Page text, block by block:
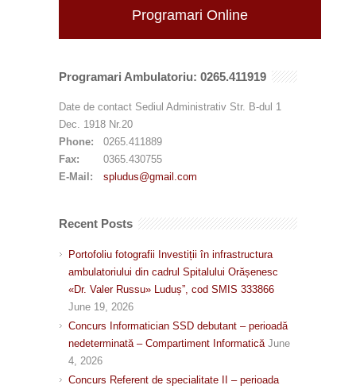
Programari Online
Programari Ambulatoriu: 0265.411919
Date de contact Sediul Administrativ Str. B-dul 1
Dec. 1918 Nr.20
Phone:
0265.411889
Fax:
0365.430755
E-Mail:
spludus@gmail.com
Recent Posts
Portofoliu fotografii Investiții în infrastructura
ambulatoriului din cadrul Spitalului Orășenesc
«Dr. Valer Russu» Luduș”, cod SMIS 333866
June 19, 2026
Concurs Informatician SSD debutant – perioadă
nedeterminată – Compartiment Informatică June
4, 2026
Concurs Referent de specialitate II – perioada